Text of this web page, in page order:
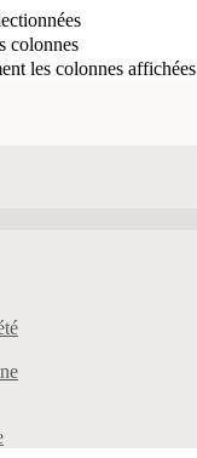
colonnes
les colonnes affichées